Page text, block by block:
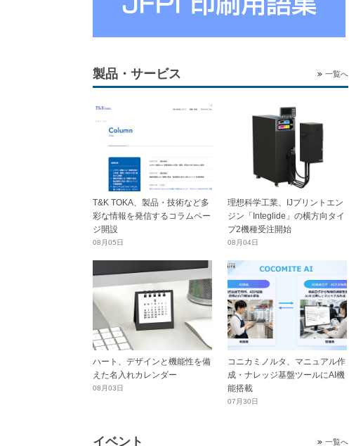
製品・サービス 一覧へ
T&K TOKA、製品・技術など多
彩な情報を発信するコラムペー
ジ開設
08月05日
理想科学工業、IJプリントエン
ジン「Integlide」の横方向タイ
プ2機種受注開始
08月04日
ハート、デザインと機能性を備
えた名入れカレンダー
08月03日
コニカミノルタ、マニュアル作
成・ナレッジ基盤ツールにAI機
能搭載
07月30日
イベント 一覧へ